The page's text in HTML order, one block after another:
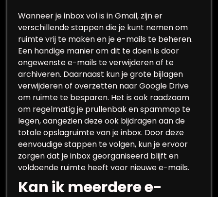
Wanneer je inbox vol is in Gmail, zijn er
verschillende stappen die je kunt nemen om
ruimte vrij te maken en je e-mails te beheren.
Een handige manier om dit te doen is door
ongewenste e-mails te verwijderen of te
archiveren. Daarnaast kun je grote bijlagen
verwijderen of overzetten naar Google Drive
om ruimte te besparen. Het is ook raadzaam
om regelmatig je prullenbak en spammap te
legen, aangezien deze ook bijdragen aan de
totale opslagruimte van je inbox. Door deze
eenvoudige stappen te volgen, kun je ervoor
zorgen dat je inbox georganiseerd blijft en
voldoende ruimte heeft voor nieuwe e-mails.
Kan ik meerdere e-